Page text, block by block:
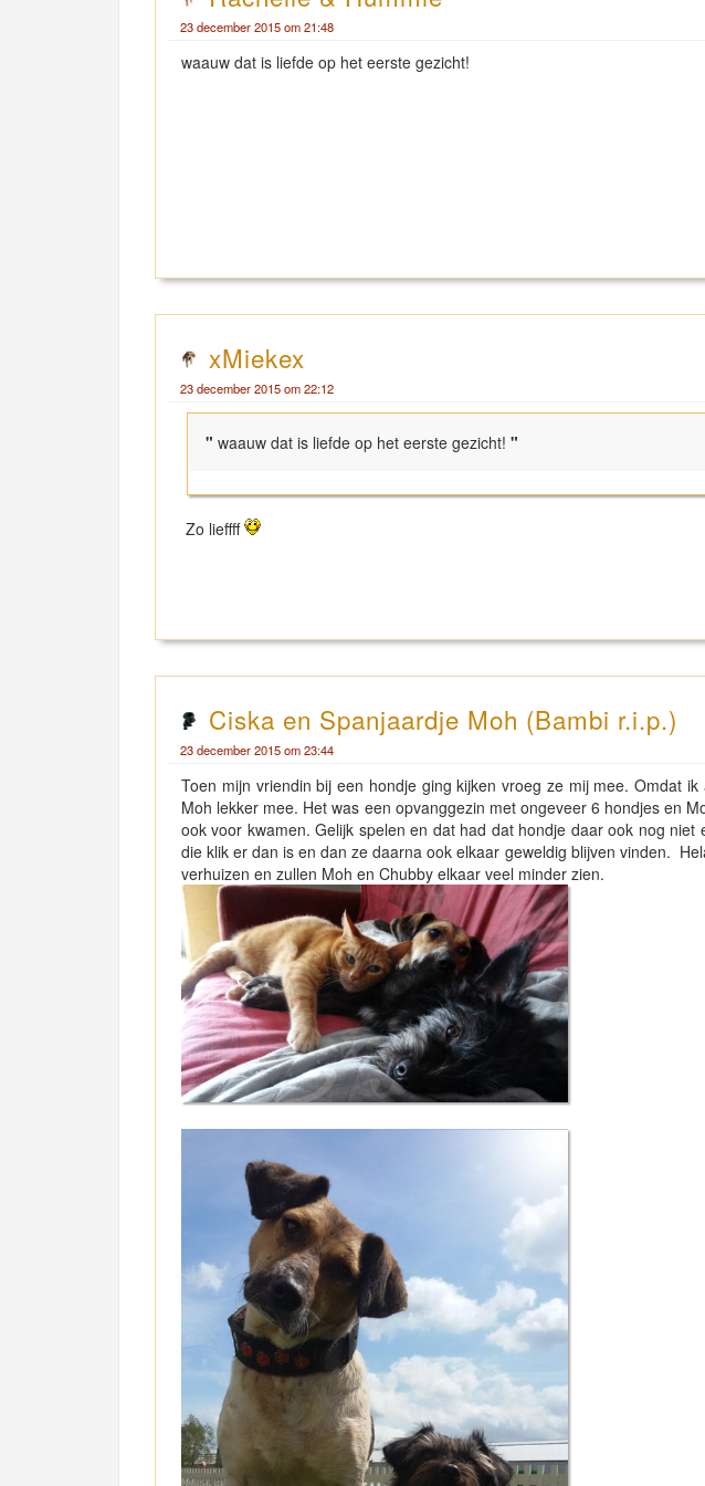
23 december 2015 om 21:48
waauw dat is liefde op het eerste gezicht!
xMiekex
23 december 2015 om 22:12
" waauw dat is liefde op het eerste gezicht! "
Zo lieffff
Ciska en Spanjaardje Moh (Bambi r.i.p.)
23 december 2015 om 23:44
Toen mijn vriendin bij een hondje ging kijken vroeg ze mij mee. Omdat
Moh lekker mee. Het was een opvanggezin met ongeveer 6 hondjes en
ook voor kwamen. Gelijk spelen en dat had dat hondje daar ook nog
die klik er dan is en dan ze daarna ook elkaar geweldig blijven vinden.
verhuizen en zullen Moh en Chubby elkaar veel minder zien.